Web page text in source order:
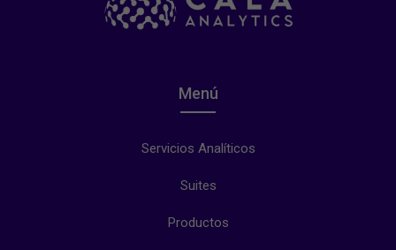
Menú
Servicios Analíticos
Suites
Productos